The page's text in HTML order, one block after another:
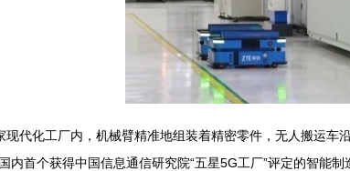
现代化工厂内，机械臂精准地组装着精密零件，无人搬运车
内首个获得中国信息通信研究院“五星5G工厂”评定的智能